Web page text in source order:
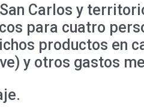
Carlos y
para cuatro
productos en
y otros gastos